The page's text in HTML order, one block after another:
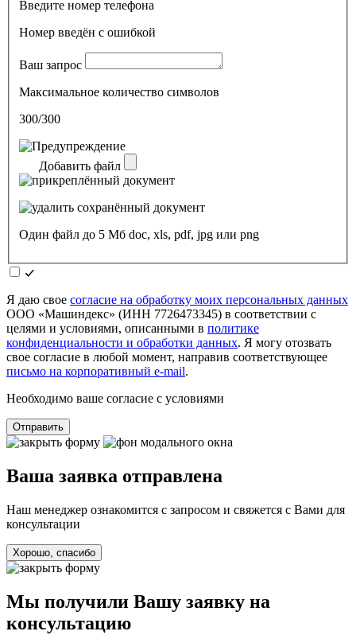
Введите номер телефона
Номер введён c ошибкой
Ваш запрос
Максимальное количество символов
300/300
Добавить файл
Один файл до 5 Мб doc, xls, pdf, jpg или png
Я даю свое согласие на обработку моих персональных данных
ООО «Машиндекс» (ИНН 7726473345) в соответствии с
целями и условиями, описанными в политике
конфиденциальности и обработки данных. Я могу отозвать
свое согласие в любой момент, направив соответствующее
письмо на корпоративный e-mail.
Необходимо ваше согласие с условиями
Отправить
Ваша заявка отправлена
Наш менеджер ознакомится с запросом и свяжется с Вами для
консультации
Хорошо, спасибо
Мы получили Вашу заявку на
консультацию